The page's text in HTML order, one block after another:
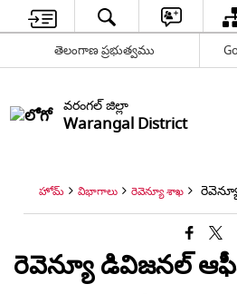
తెలంగాణ ప్రభుత్వము
వరంగల్ జిల్లా
Warangal District
హోమ్ విభాగాలు రెవెన్యూ శాఖ
రెవెన్యూ డివిజనల్